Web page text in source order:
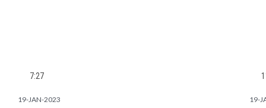
7:27
19-JAN-2023 19-